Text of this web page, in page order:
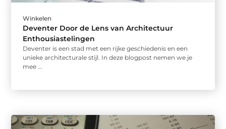
Winkelen
Deventer Door de Lens van Architectuur
Enthousiastelingen
Deventer is een stad met een rijke geschiedenis en een
unieke architecturale stijl. In deze blogpost nemen we je
mee ...